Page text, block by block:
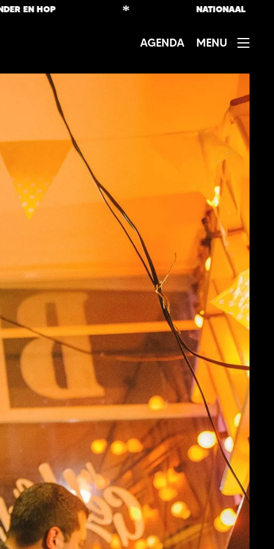
HOP NATIONAAL
AGENDA